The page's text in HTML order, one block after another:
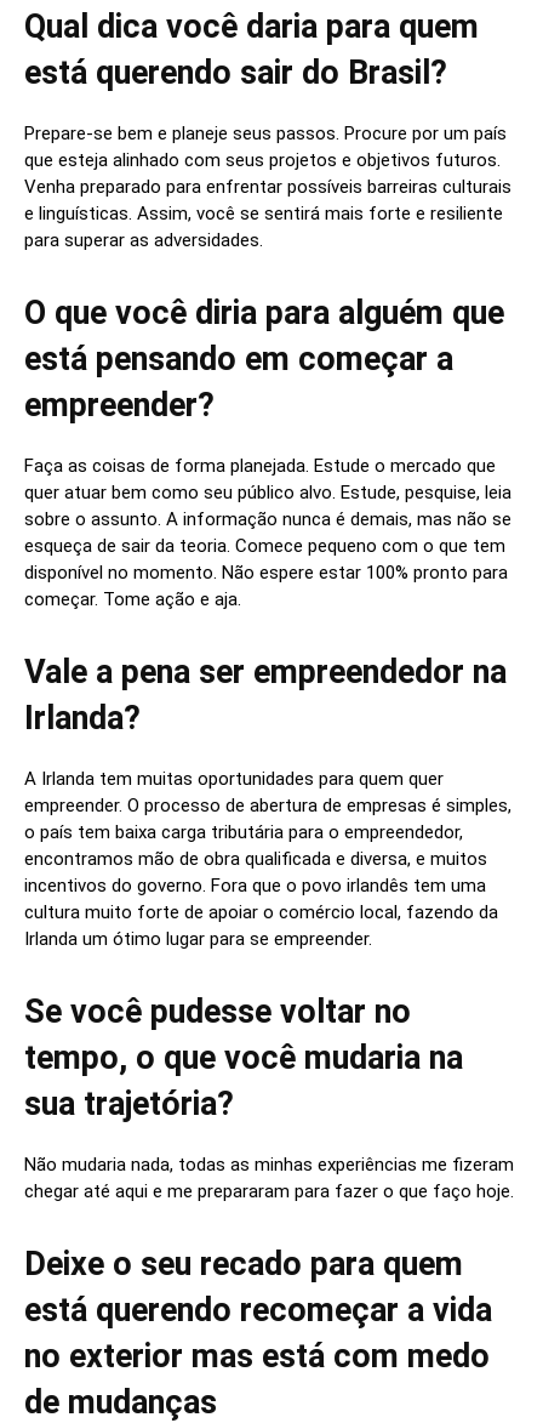
Qual dica você daria para quem
está querendo sair do Brasil?
Prepare-se bem e planeje seus passos. Procure por um país
que esteja alinhado com seus projetos e objetivos futuros.
Venha preparado para enfrentar possíveis barreiras culturais
e linguísticas. Assim, você se sentirá mais forte e resiliente
para superar as adversidades.
O que você diria para alguém que
está pensando em começar a
empreender?
Faça as coisas de forma planejada. Estude o mercado que
quer atuar bem como seu público alvo. Estude, pesquise, leia
sobre o assunto. A informação nunca é demais, mas não se
esqueça de sair da teoria. Comece pequeno com o que tem
disponível no momento. Não espere estar 100% pronto para
começar. Tome ação e aja.
Vale a pena ser empreendedor na
Irlanda?
A Irlanda tem muitas oportunidades para quem quer
empreender. O processo de abertura de empresas é simples,
o país tem baixa carga tributária para o empreendedor,
encontramos mão de obra qualificada e diversa, e muitos
incentivos do governo. Fora que o povo irlandês tem uma
cultura muito forte de apoiar o comércio local, fazendo da
Irlanda um ótimo lugar para se empreender.
Se você pudesse voltar no
tempo, o que você mudaria na
sua trajetória?
Não mudaria nada, todas as minhas experiências me fizeram
chegar até aqui e me prepararam para fazer o que faço hoje.
Deixe o seu recado para quem
está querendo recomeçar a vida
no exterior mas está com medo
de mudanças